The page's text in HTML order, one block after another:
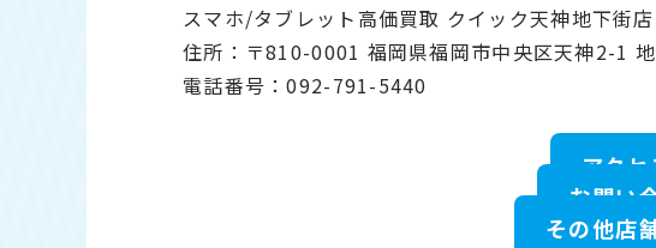
スマホ/タブレット高価買取 クイック天神地下街店
住所：〒810-0001 福岡県福岡市中央区天神2-1
電話番号：092-791-5440
アクセ
お問い
その他店